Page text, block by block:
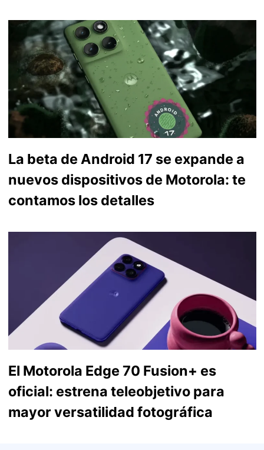
La beta de Android 17 se expande a
nuevos dispositivos de Motorola: te
contamos los detalles
El Motorola Edge 70 Fusion+ es
oficial: estrena teleobjetivo para
mayor versatilidad fotográfica